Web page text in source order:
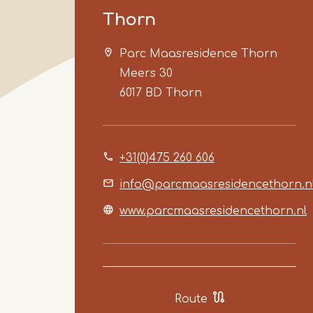
Thorn
Parc Maasresidence Thorn
Meers 30
6017 BD Thorn
+31(0)475 260 606
www.parcmaasresidencethorn.nl
Route